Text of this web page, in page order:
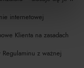
internetowej
Klienta na zasadach
z ważnej